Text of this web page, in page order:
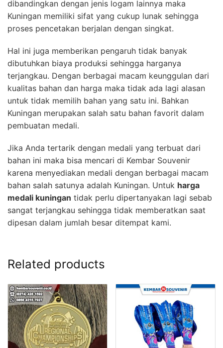
dibandingkan dengan jenis logam lainnya maka
Kuningan memiliki sifat yang cukup lunak sehingga
proses pencetakan berjalan dengan singkat.
Hal ini juga memberikan pengaruh tidak banyak
dibutuhkan biaya produksi sehingga harganya
terjangkau. Dengan berbagai macam keunggulan dari
kualitas bahan dan harga maka tidak ada lagi alasan
untuk tidak memilih bahan yang satu ini. Bahkan
Kuningan merupakan salah satu bahan favorit dalam
pembuatan medali.
Jika Anda tertarik dengan medali yang terbuat dari
bahan ini maka bisa mencari di Kembar Souvenir
karena menyediakan medali dengan berbagai macam
bahan salah satunya adalah Kuningan. Untuk harga
medali kuningan tidak perlu dipertanyakan lagi sebab
sangat terjangkau sehingga tidak memberatkan saat
dipesan dalam jumlah besar ditempat kami.
Related products